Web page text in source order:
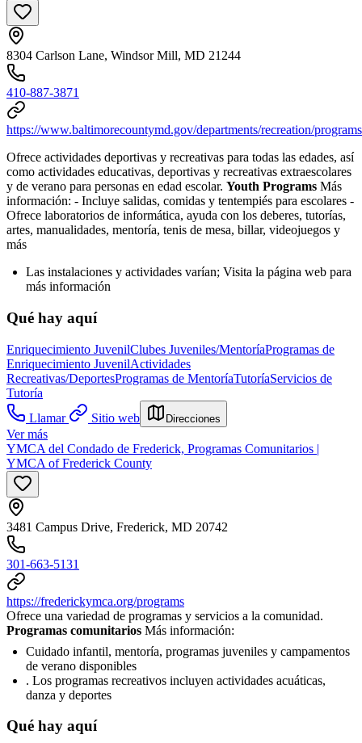
8304 Carlson Lane, Windsor Mill, MD 21244
410-887-3871
https://www.baltimorecountymd.gov/departments/recreation/
Ofrece actividades deportivas y recreativas para todas las edades, así
como actividades educativas, deportivas y recreativas extraescolares
y de verano para personas en edad escolar. Youth Programs Más
información: - Incluye salidas, comidas y tentempiés para escolares -
Ofrece laboratorios de informática, ayuda con los deberes, tutorías,
artes, manualidades, mentoría, tenis de mesa, billar, videojuegos y
más
Las instalaciones y actividades varían; Visita la página web para
más información
Qué hay aquí
Enriquecimiento JuvenilClubes Juveniles/MentoríaProgramas de
Enriquecimiento JuvenilActividades
Recreativas/DeportesProgramas de MentoríaTutoríaServicios de
Tutoría
Llamar
Sitio web Direcciones
Ver más
YMCA del Condado de Frederick, Programas Comunitarios |
YMCA of Frederick County
3481 Campus Drive, Frederick, MD 20742
301-663-5131
https://frederickymca.org/programs
Ofrece una variedad de programas y servicios a la comunidad.
Programas comunitarios Más información:
Cuidado infantil, mentoría, programas juveniles y campamentos
de verano disponibles
. Los programas recreativos incluyen actividades acuáticas,
danza y deportes
Qué hay aquí